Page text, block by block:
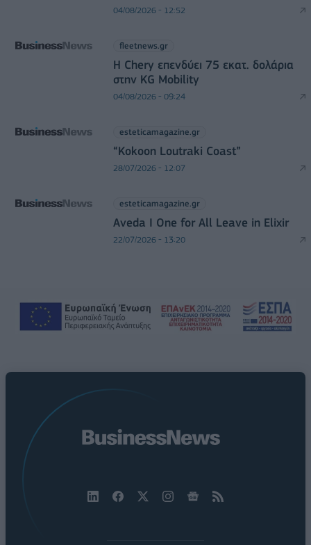
04/08/2026 - 12:52
fleetnews.gr
Η Chery επενδύει 75 εκατ. δολάρια
στην KG Mobility
04/08/2026 - 09:24
esteticamagazine.gr
“Kokoon Loutraki Coast”
28/07/2026 - 12:07
esteticamagazine.gr
Aveda I One for All Leave in Elixir
22/07/2026 - 13:20